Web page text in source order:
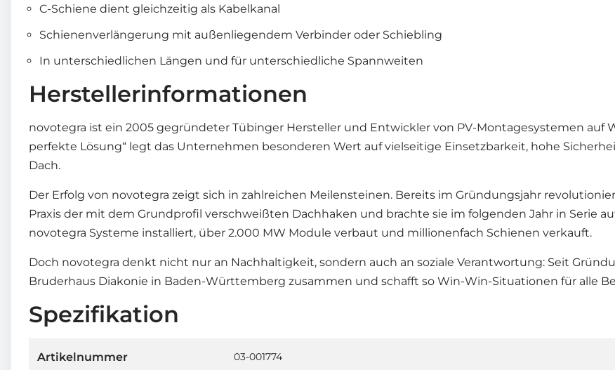
C-Schiene dient gleichzeitig als Kabelkanal
Schienenverlängerung mit außenliegendem Verbinder oder Schiebling
In unterschiedlichen Längen und für unterschiedliche Spannweiten
Herstellerinformationen
novotegra ist ein 2005 gegründeter Tübinger Hersteller und Entwickler von PV-Montagesystemen auf
perfekte Lösung“ legt das Unternehmen besonderen Wert auf vielseitige Einsetzbarkeit, hohe
Dach.
Der Erfolg von novotegra zeigt sich in zahlreichen Meilensteinen. Bereits im Gründungsjahr
Praxis der mit dem Grundprofil verschweißten Dachhaken und brachte sie im folgenden Jahr in Serie
novotegra Systeme installiert, über 2.000 MW Module verbaut und millionenfach Schienen verkauft.
Doch novotegra denkt nicht nur an Nachhaltigkeit, sondern auch an soziale Verantwortung: Seit
Bruderhaus Diakonie in Baden-Württemberg zusammen und schafft so Win-Win-Situationen für alle
Spezifikation
Artikelnummer 03-001774